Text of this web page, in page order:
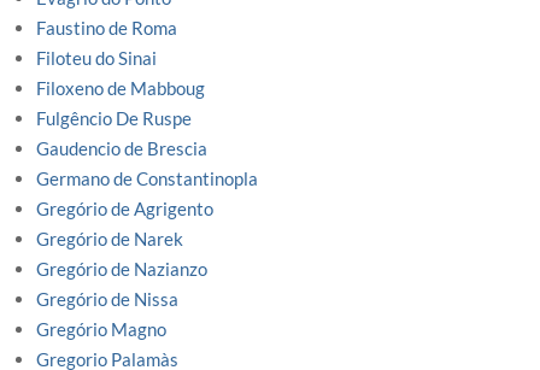
Faustino de Roma
Filoteu do Sinai
Filoxeno de Mabboug
Fulgêncio De Ruspe
Gaudencio de Brescia
Germano de Constantinopla
Gregório de Agrigento
Gregório de Narek
Gregório de Nazianzo
Gregório de Nissa
Gregório Magno
Gregorio Palamàs